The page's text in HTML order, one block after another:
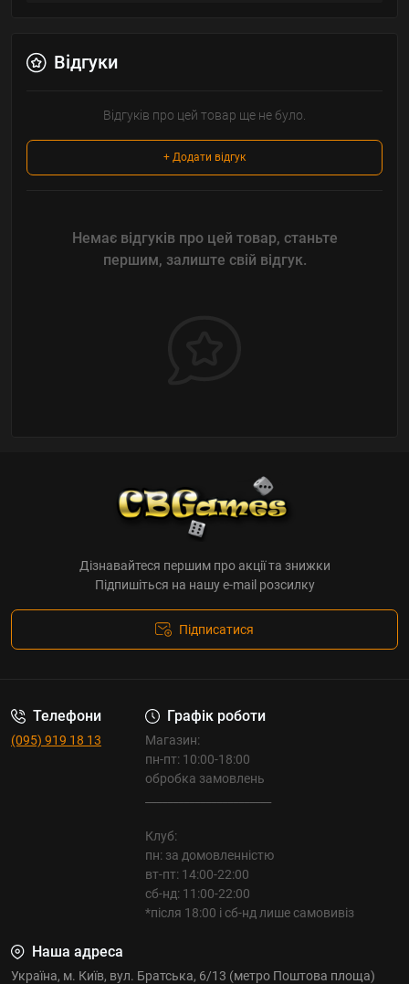
Відгуки
Відгуків про цей товар ще не було.
+ Додати відгук
Немає відгуків про цей товар, станьте
першим, залиште свій відгук.
Дізнавайтеся першим про акції та знижки
Підпишіться на нашу e-mail розсилку
Підписатися
Телефони
(095) 919 18 13
Графік роботи
Магазин:
пн-пт: 10:00-18:00
обробка замовлень
Клуб:
пн: за домовленністю
вт-пт: 14:00-22:00
сб-нд: 11:00-22:00
*після 18:00 і сб-нд лише самовивіз
Наша адреса
Україна, м. Київ, вул. Братська, 6/13 (метро Поштова площа)